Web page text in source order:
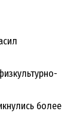
более